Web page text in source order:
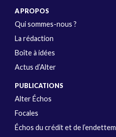
A PROPOS
Qui sommes-nous ?
La rédaction
Boîte à idées
Actus d’Alter
PUBLICATIONS
Alter Échos
Focales
Échos du crédit et de